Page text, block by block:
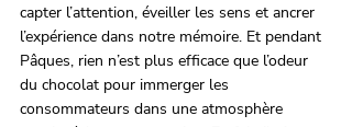
capter l’attention, éveiller les sens et ancrer
l’expérience dans notre mémoire. Et pendant
Pâques, rien n’est plus efficace que l’odeur
du chocolat pour immerger les
consommateurs dans une atmosphère